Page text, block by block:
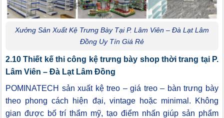
Xưởng Sản Xuất Kệ Trưng Bày Tại P. Lâm Viên – Đà Lạt Lâm
Đồng Uy Tín Giá Rẻ
2.10 Thiết kế thi công kệ trưng bày shop thời trang tại P.
Lâm Viên – Đà Lạt Lâm Đồng
POMINATECH sản xuất kệ treo – giá treo – bàn trưng bày
theo phong cách hiện đại, vintage hoặc minimal. Không
gian được bố trí thẩm mỹ, tạo điểm nhấn giúp sản phẩm